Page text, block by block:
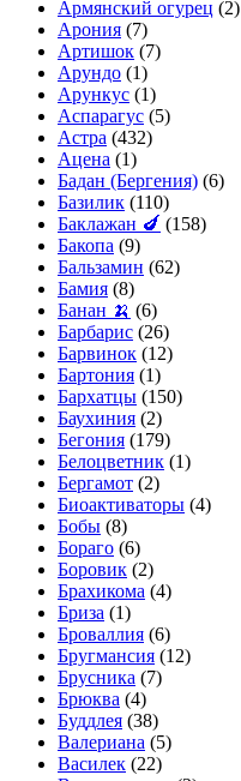
Армянский огурец (2)
Арония (7)
Артишок (7)
Арундо (1)
Арункус (1)
Аспарагус (5)
Астра (432)
Ацена (1)
Бадан (Бергения) (6)
Базилик (110)
Баклажан 🍆 (158)
Бакопа (9)
Бальзамин (62)
Бамия (8)
Банан 🍌 (6)
Барбарис (26)
Барвинок (12)
Бартония (1)
Бархатцы (150)
Баухиния (2)
Бегония (179)
Белоцветник (1)
Бергамот (2)
Биоактиваторы (4)
Бобы (8)
Бораго (6)
Боровик (2)
Брахикома (4)
Бриза (1)
Броваллия (6)
Бругмансия (12)
Брусника (7)
Брюква (4)
Буддлея (38)
Валериана (5)
Василек (22)